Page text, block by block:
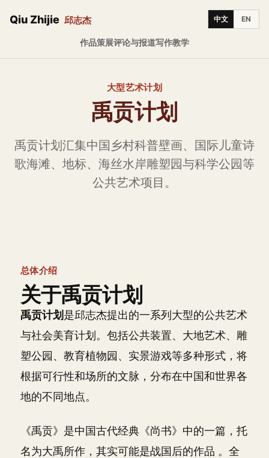
Qiu Zhijie 邱志杰
作品策展评论与报道写作教学
中文 EN
大型艺术计划
禹贡计划
禹贡计划汇集中国乡村科普壁画、国际儿童诗
歌海滩、地标、海丝水岸雕塑园与科学公园等
公共艺术项目。
总体介绍
关于禹贡计划
禹贡计划是邱志杰提出的一系列大型的公共艺术
与社会美育计划。包括公共装置、大地艺术、雕
塑公园、教育植物园、实景游戏等多种形式，将
根据可行性和场所的文脉，分布在中国和世界各
地的不同地点。
《禹贡》是中国古代经典《尚书》中的一篇，托
名为大禹所作，其实可能是战国后的作品 。全